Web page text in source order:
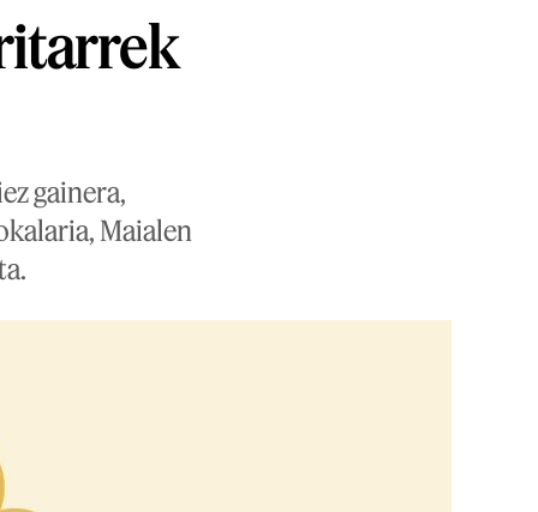
gainera,
Maialen